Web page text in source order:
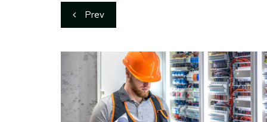
Nawigacja
wpisu
Prev